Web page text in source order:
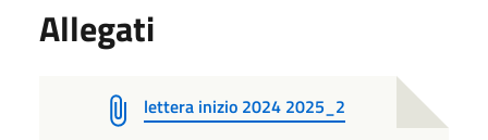
Allegati
lettera inizio 2024 2025_2